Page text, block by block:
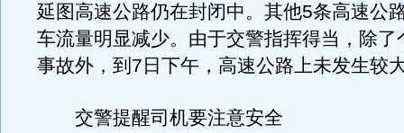
延图高速公路仍在封闭中。其他5条高速公
车流量明显减少。由于交警指挥得当，除了
事故外，到7日下午，高速公路上未发生较
交警提醒司机要注意安全